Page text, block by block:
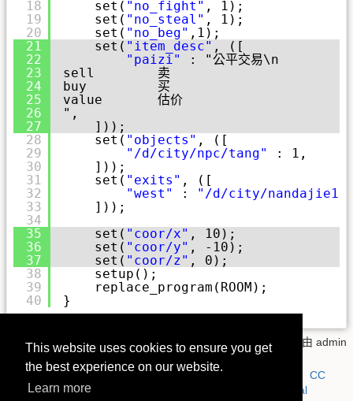
This website uses cookies to ensure you get
the best experience on our website.
Learn more
18
19
20
21
22
23
24
25
26
27
28
29
30
31
32
33
34
35
36
37
38
39
40
set( "no_fight" , 1);
set( "no_steal" , 1);
set( "no_beg" ,1);
set( "item_desc" , ([
"paizi"
: "公平交易\n
sell        卖
buy         买
value       估价
",
]));
set( "objects" , ([
"/d/city/npc/tang"
: 1,
]));
set( "exits" , ([
"west"
: "/d/city/nandajie1"
]));
set( "coor/x" , 10);
set( "coor/y" , -10);
set( "coor/z" , 0);
setup();
replace_program(ROOM);
}
syntaxhighlighter4.txt· 上一次變更:2018/08/07 23:30 由 admin
若無特別註明，本 wiki 上的內容都是採用以下授權方式： CC
Attribution-Noncommercial-Share Alike 4.0 International